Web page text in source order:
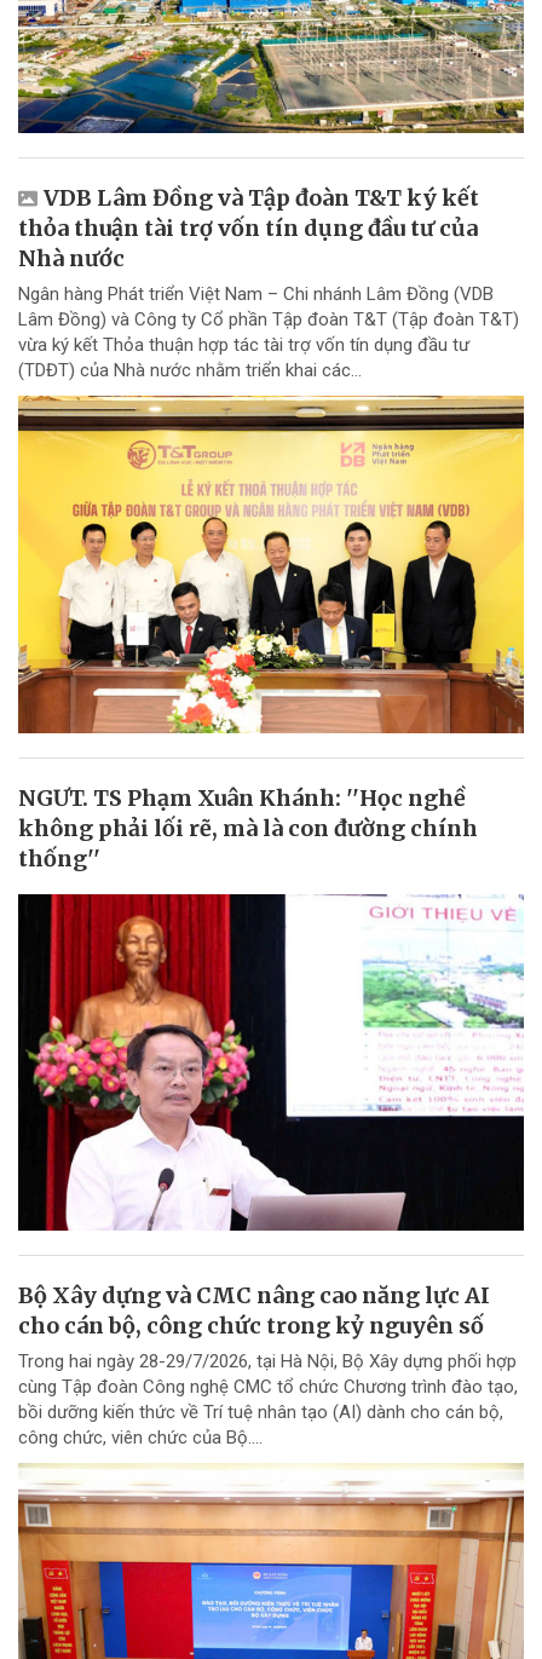
VDB Lâm Đồng và Tập đoàn T&T ký kết
thỏa thuận tài trợ vốn tín dụng đầu tư của
Nhà nước
Ngân hàng Phát triển Việt Nam – Chi nhánh Lâm Đồng (VDB
Lâm Đồng) và Công ty Cổ phần Tập đoàn T&T (Tập đoàn T&T)
vừa ký kết Thỏa thuận hợp tác tài trợ vốn tín dụng đầu tư
(TDĐT) của Nhà nước nhằm triển khai các...
NGƯT. TS Phạm Xuân Khánh: ''Học nghề
không phải lối rẽ, mà là con đường chính
thống''
Bộ Xây dựng và CMC nâng cao năng lực AI
cho cán bộ, công chức trong kỷ nguyên số
Trong hai ngày 28-29/7/2026, tại Hà Nội, Bộ Xây dựng phối hợp
cùng Tập đoàn Công nghệ CMC tổ chức Chương trình đào tạo,
bồi dưỡng kiến thức về Trí tuệ nhân tạo (AI) dành cho cán bộ,
công chức, viên chức của Bộ....